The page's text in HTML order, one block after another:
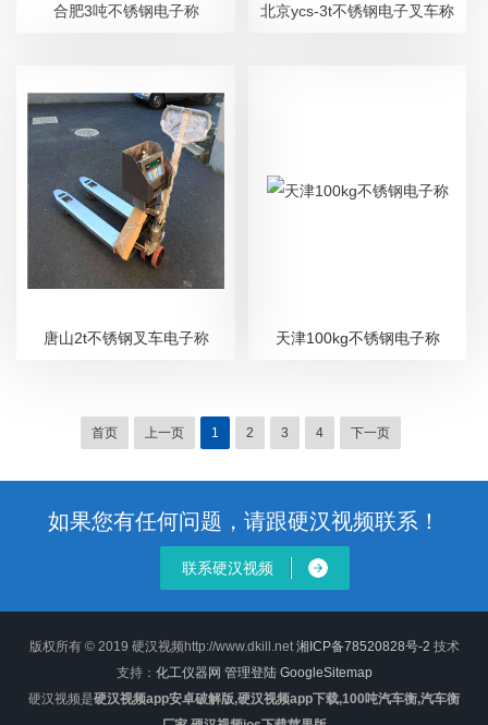
合肥3吨不锈钢电子称 北京ycs-3t不锈钢电子叉车称
唐山2t不锈钢叉车电子称 天津100kg不锈钢电子称
首页 上一页 1 2 3 4 下一页
如果您有任何问题，请跟硬汉视频联系！
联系硬汉视频
版权所有 © 2019 硬汉视频http://www.dkill.net湘ICP备78520828号-2 技术
支持： 化工仪器网 管理登陆 GoogleSitemap
硬汉视频是硬汉视频app安卓破解版,硬汉视频app下载,100吨汽车衡,汽车衡